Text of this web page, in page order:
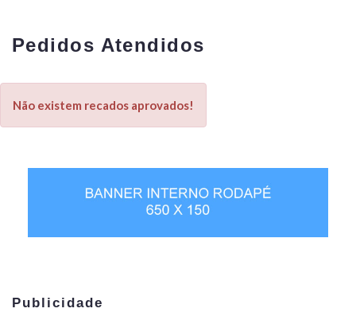
Pedidos Atendidos
Não existem recados aprovados!
Publicidade